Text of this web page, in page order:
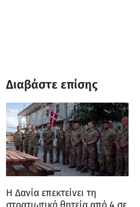
Διαβάστε επίσης
Η Δανία επεκτείνει τη